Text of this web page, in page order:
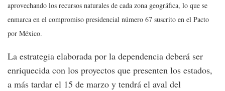
aprovechando los recursos naturales de cada zona geográfica, lo que se
enmarca en el compromiso presidencial número 67 suscrito en el Pacto
por México.
La estrategia elaborada por la dependencia deberá ser
enriquecida con los proyectos que presenten los estados,
a más tardar el 15 de marzo y tendrá el aval del